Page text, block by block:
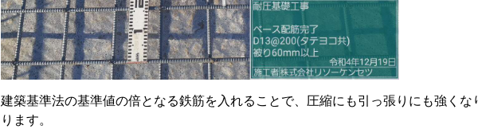
建築基準法の基準値の倍となる鉄筋を入れることで、圧縮にも引っ張りにも強く
ります。